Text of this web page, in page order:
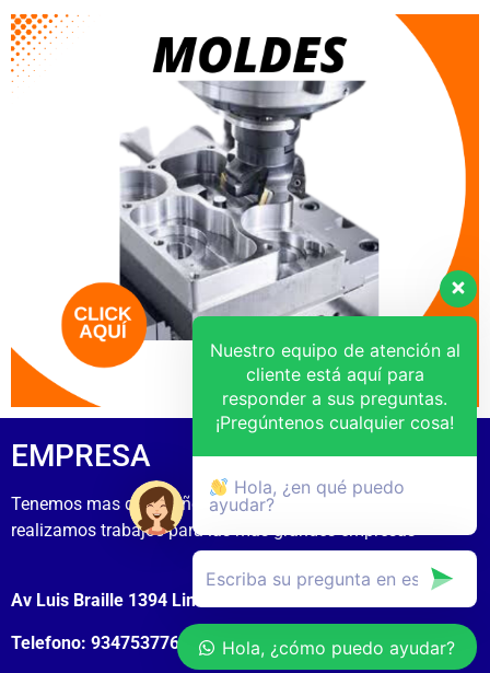
EMPRESA
Tenemos mas de 15 años de experiecia
realizamos trabajos para las mas grandes empresas
Av Luis Braille 1394 Lima Cercado
Telefono: 934753776
Nuestro equipo de atención al
cliente está aquí para
responder a sus preguntas.
¡Pregúntenos cualquier cosa!
Hola, ¿en qué puedo
ayudar?
Hola, ¿cómo puedo ayudar?